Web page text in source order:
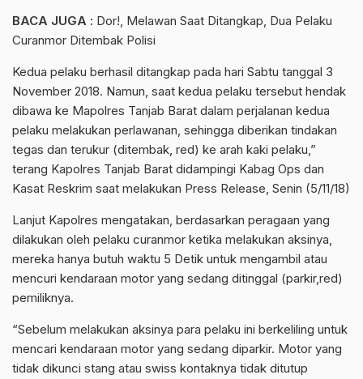
BACA JUGA : Dor!, Melawan Saat Ditangkap, Dua Pelaku
Curanmor Ditembak Polisi
Kedua pelaku berhasil ditangkap pada hari Sabtu tanggal 3
November 2018. Namun, saat kedua pelaku tersebut hendak
dibawa ke Mapolres Tanjab Barat dalam perjalanan kedua
pelaku melakukan perlawanan, sehingga diberikan tindakan
tegas dan terukur (ditembak, red) ke arah kaki pelaku,”
terang Kapolres Tanjab Barat didampingi Kabag Ops dan
Kasat Reskrim saat melakukan Press Release, Senin (5/11/18)
Lanjut Kapolres mengatakan, berdasarkan peragaan yang
dilakukan oleh pelaku curanmor ketika melakukan aksinya,
mereka hanya butuh waktu 5 Detik untuk mengambil atau
mencuri kendaraan motor yang sedang ditinggal (parkir,red)
pemiliknya.
“Sebelum melakukan aksinya para pelaku ini berkeliling untuk
mencari kendaraan motor yang sedang diparkir. Motor yang
tidak dikunci stang atau swiss kontaknya tidak ditutup